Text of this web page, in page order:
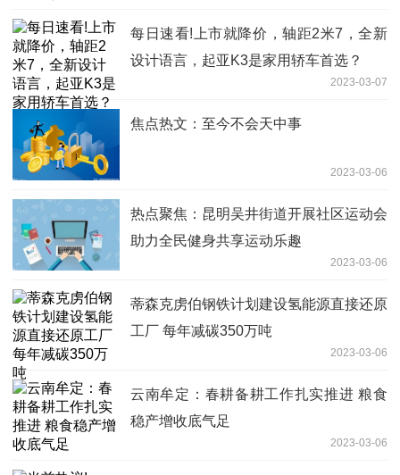
每日速看!上市就降价，轴距2米7，全新
设计语言，起亚K3是家用轿车首选？
2023-03-07
焦点热文：至今不会天中事
2023-03-06
热点聚焦：昆明吴井街道开展社区运动会
助力全民健身共享运动乐趣
2023-03-06
蒂森克虏伯钢铁计划建设氢能源直接还原
工厂 每年减碳350万吨
2023-03-06
云南牟定：春耕备耕工作扎实推进 粮食
稳产增收底气足
2023-03-06